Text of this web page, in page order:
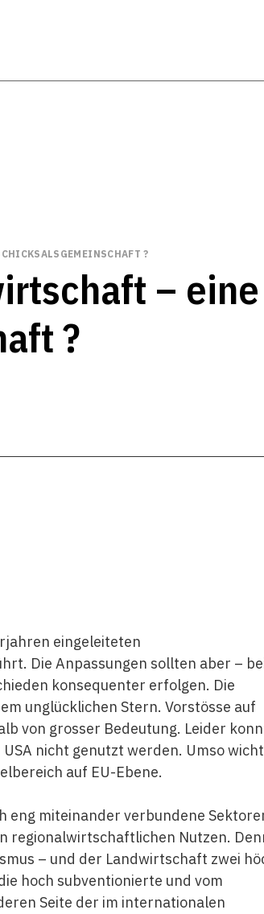
?
– eine
?
eingeleiteten
Die Anpassungen sollten aber –
konsequenter erfolgen. Die
unglücklichen Stern. Vorstösse auf
von grosser Bedeutung. Leider
nicht genutzt werden. Umso
auf EU-Ebene.
miteinander verbundene
regionalwirtschaftlichen Nutzen.
– und der Landwirtschaft zwei
hoch subventionierte und vom
Seite der im internationalen